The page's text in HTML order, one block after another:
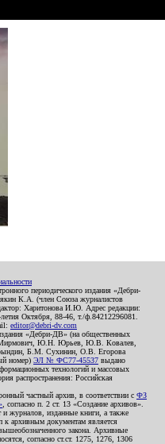
периодического издания «Дебри-
К.А. (член Союза журналистов
Харитонова И.Ю. Адрес редакции:
Октября, 88-46, т./ф.84212296081.
editor@debri-dv.com
«Дебри-ДВ» (на общественных
Ю.Н. Юрьев, Ю.В. Ковалев,
Б.М. Сухинин, О.В. Егорова
номер) ЭЛ № ФС77-45537 выдано
технологий и массовых
распространения: Российская
частный архив, в соответствии с ФЗ
, согласно п. 2 ст. 13 «Создание архивов».
и журналов, изданные книги, а также
к архивным документам является
закона. Архивные
согласно ст.ст. 1275, 1276, 1306